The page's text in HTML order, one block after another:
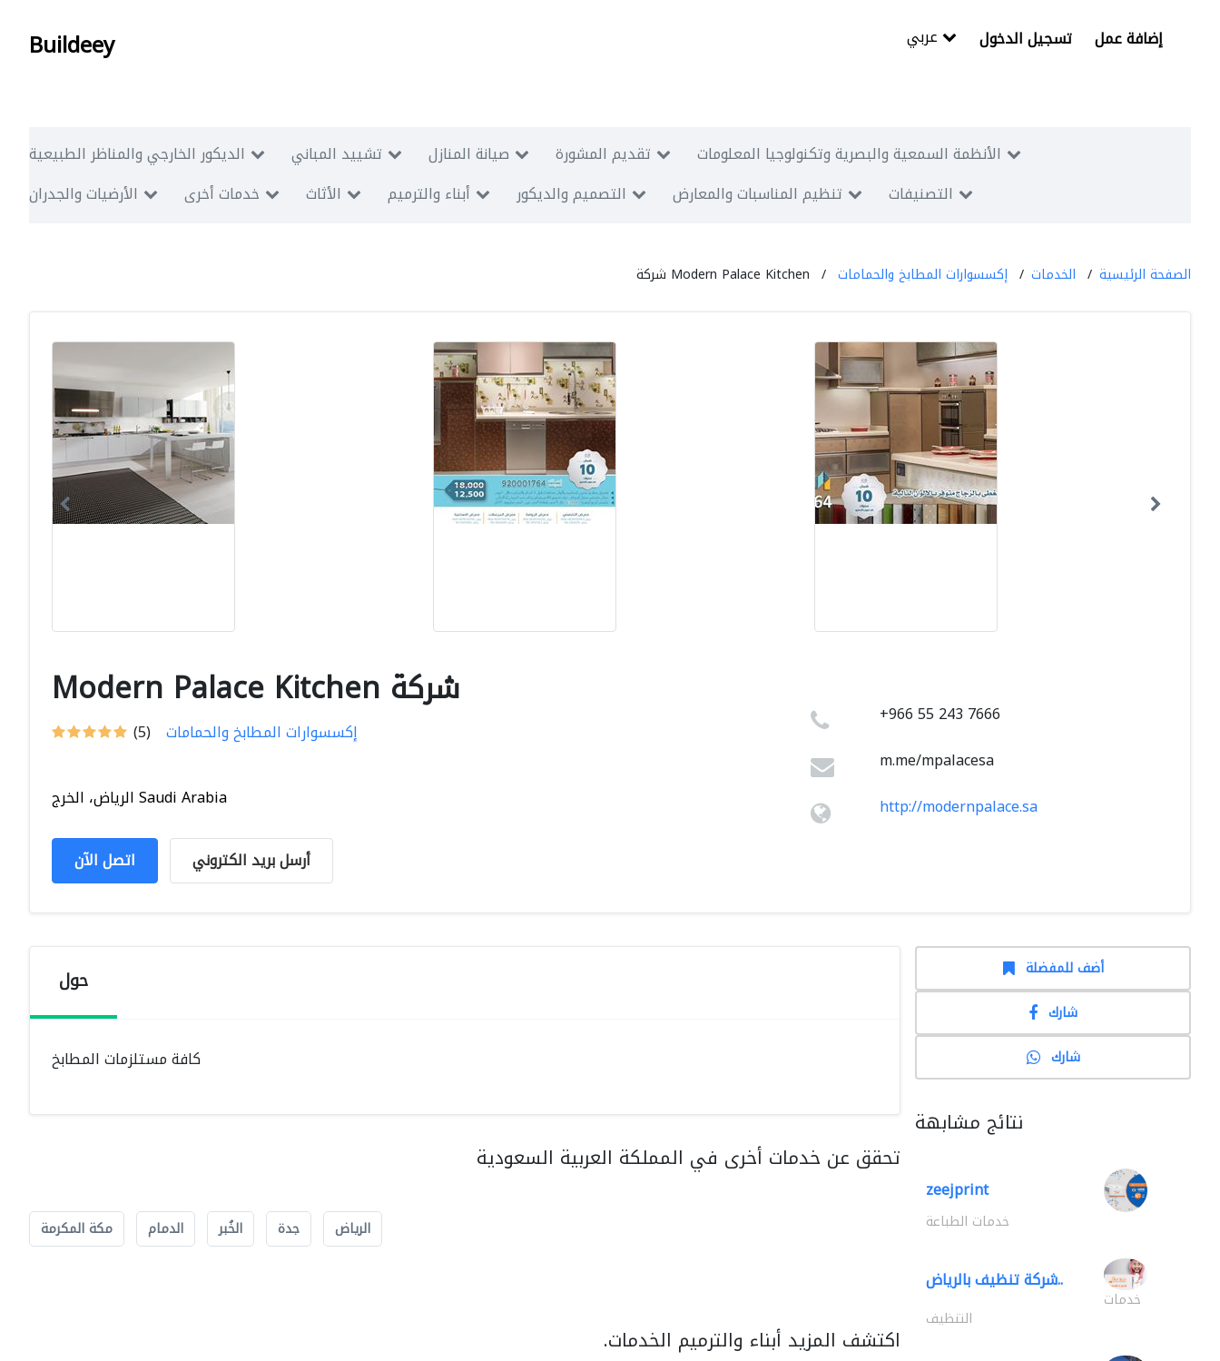
Buildeey تسجيل الدخول إضافة عمل
الديكور الخارجي والمناظر الطبيعية تشييد المباني صيانة المنازل تقديم المشورة
الأنظمة السمعية والبصرية وتكنولوجيا المعلومات
الأرضيات والجدران
خدمات أخرى الأثاث أبناء والترميم التصميم والديكور تنظيم المناسبات والمعارض التصنيفات
الصفحة الرئيسية الخدمات إكسسوارات المطابخ والحمامات Modern Palace Kitchen شركة
Modern Palace Kitchen شركة
(5) إكسسوارات المطابخ والحمامات
الرياض، الخرج Saudi Arabia
اتصل الآن أرسل بريد الكتروني
+966 55 243 7666
‏‎m.me/mpalacesa‎‏
http://modernpalace.sa
حول
كافة مستلزمات المطابخ
تحقق عن خدمات أخرى في المملكة العربية السعودية
الرياض جدة الخُبر الدمام مكة المكرمة
اكتشف المزيد أبناء والترميم الخدمات.
أضف للمفضلة
شارك
شارك
نتائج مشابهة
zeejprint
خدمات الطباعة
شركة تنظيف بالرياض..
خدمات
التنظيف